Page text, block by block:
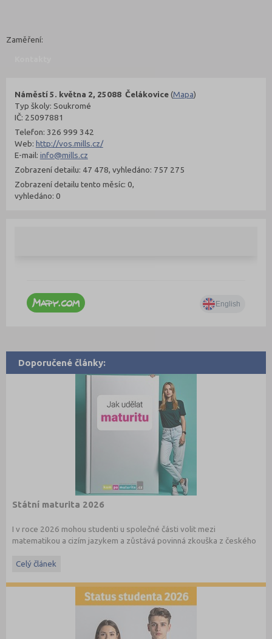
Zaměření:
Náměstí 5. května 2, 25088 Čelákovice(Mapa)
Typ školy: Soukromé
IČ: 25097881
Telefon: 326 999 342
Web: http://vos.mills.cz/
E-mail: info@mills.cz
Zobrazení detailu: 47 478, vyhledáno: 757 275
Zobrazení detailu tento měsíc: 0,
vyhledáno: 0
Doporučené články:
Státní maturita 2026
I v roce 2026 mohou studenti u společné části volit mezi
matematikou a cizím jazykem a zůstává povinná zkouška z českého
informacemi.
Celý článek